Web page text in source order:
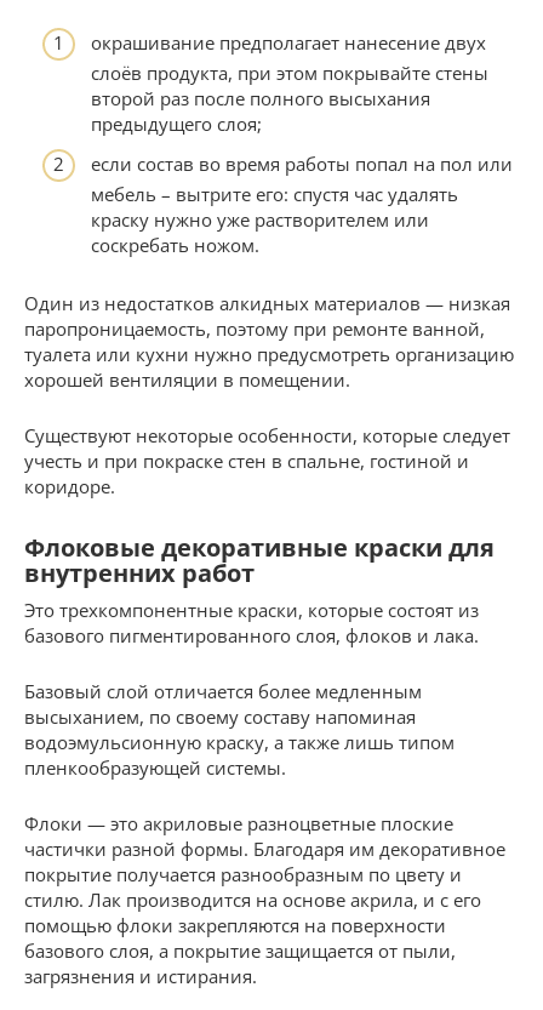
окрашивание предполагает нанесение двух
слоёв продукта, при этом покрывайте стены
второй раз после полного высыхания
предыдущего слоя;
если состав во время работы попал на пол или
мебель – вытрите его: спустя час удалять
краску нужно уже растворителем или
соскребать ножом.
Один из недостатков алкидных материалов — низкая
паропроницаемость, поэтому при ремонте ванной,
туалета или кухни нужно предусмотреть организацию
хорошей вентиляции в помещении.
Существуют некоторые особенности, которые следует
учесть и при покраске стен в спальне, гостиной и
коридоре.
Флоковые декоративные краски для
внутренних работ
Это трехкомпонентные краски, которые состоят из
базового пигментированного слоя, флоков и лака.
Базовый слой отличается более медленным
высыханием, по своему составу напоминая
водоэмульсионную краску, а также лишь типом
пленкообразующей системы.
Флоки — это акриловые разноцветные плоские
частички разной формы. Благодаря им декоративное
покрытие получается разнообразным по цвету и
стилю. Лак производится на основе акрила, и с его
помощью флоки закрепляются на поверхности
базового слоя, а покрытие защищается от пыли,
загрязнения и истирания.